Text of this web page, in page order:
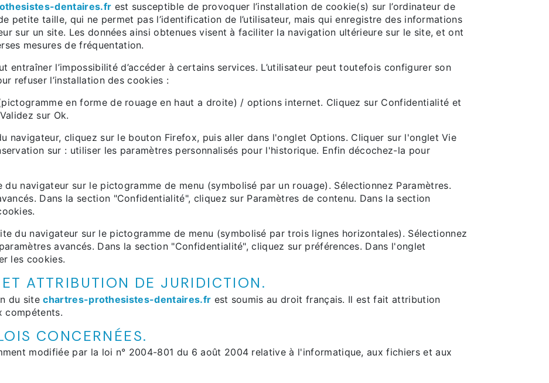
dentaires.fr est susceptible de provoquer l’installation de cookie(s) sur l’ordinateur de
petite taille, qui ne permet pas l’identification de l’utilisateur, mais qui enregistre des informations
sur un site. Les données ainsi obtenues visent à faciliter la navigation ultérieure sur le site, et ont
mesures de fréquentation.
entraîner l’impossibilité d’accéder à certains services. L’utilisateur peut toutefois configurer son
refuser l’installation des cookies :
en forme de rouage en haut a droite) / options internet. Cliquez sur Confidentialité et
sur Ok.
navigateur, cliquez sur le bouton Firefox, puis aller dans l'onglet Options. Cliquer sur l'onglet Vie
sur : utiliser les paramètres personnalisés pour l'historique. Enfin décochez-la pour
navigateur sur le pictogramme de menu (symbolisé par un rouage). Sélectionnez Paramètres.
Dans la section "Confidentialité", cliquez sur Paramètres de contenu. Dans la section
du navigateur sur le pictogramme de menu (symbolisé par trois lignes horizontales). Sélectionnez
avancés. Dans la section "Confidentialité", cliquez sur préférences. Dans l'onglet
les cookies.
ATTRIBUTION DE JURIDICTION.
du sitechartres-prothesistes-dentaires.fr est soumis au droit français. Il est fait attribution
compétents.
CONCERNÉES.
modifiée par la loi n° 2004-801 du 6 août 2004 relative à l'informatique, aux fichiers et aux